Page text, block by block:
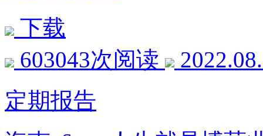
下载
603043次阅读
定期报告